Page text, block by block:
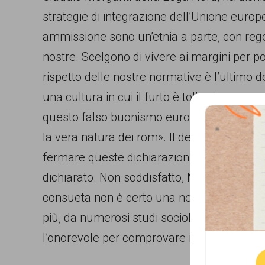
comunicazione
specificamente
dedicato
al
fenomeno
del
razzismo
curato
da
Lunaria
in
collaborazione
strategie di integrazione dell’Unione
ammissione sono un’etnia a parte, con
nostre. Scelgono di vivere ai margini per
rispetto delle nostre normative è l’ultimo
una cultura in cui il furto è tollerato, se
questo falso buonismo europeo, quando
la vera natura dei rom». Il deputato
fermare queste dichiarazioni razziste e
dichiarato. Non soddisfatto, Morganti ha
consueta non è certo una notizia di oggi,
più, da numerosi studi sociologici”. Ci
l’onorevole per comprovare il fatto che